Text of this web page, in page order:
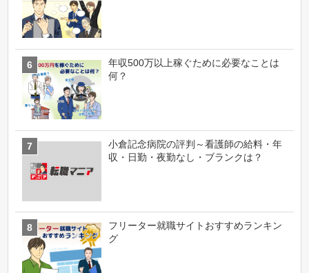
年収500万以上稼ぐために必要なことは
何？
小倉記念病院の評判～看護師の給料・年
収・日勤・夜勤なし・ブランクは？
フリーター就職サイトおすすめランキン
グ